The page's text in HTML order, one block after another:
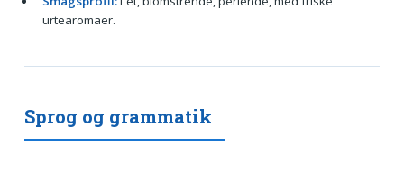
urtearomaer.
Sprog og grammatik